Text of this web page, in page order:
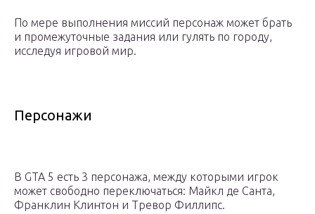
По мере выполнения миссий персонаж может брать
и промежуточные задания или гулять по городу,
исследуя игровой мир.
Персонажи
В GTA 5 есть 3 персонажа, между которыми игрок
может свободно переключаться: Майкл де Санта,
Франклин Клинтон и Тревор Филлипс.